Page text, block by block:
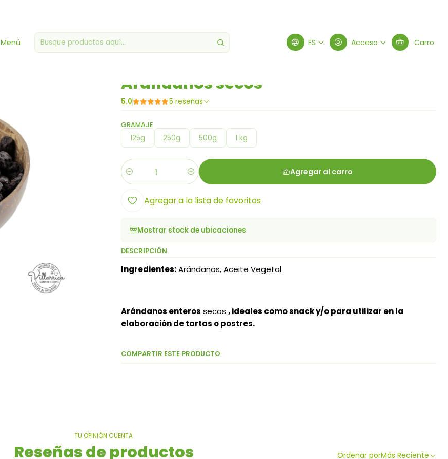
Menú ES Acceso Carro
Arándanos secos
5.0 5 reseñas
GRAMAJE
125g 250g 500g 1 kg
Cantidad Agregar al carro
Agregar a la lista de favoritos
Mostrar stock de ubicaciones
DESCRIPCIÓN
Ingredientes:Arándanos, Aceite Vegetal
Arándanos enteros secos , ideales como snack y/o para utilizar en la
elaboración de tartas o postres.
COMPARTIR ESTE PRODUCTO
TU OPINIÓN CUENTA
Reseñas de productos Ordenar porMás Reciente